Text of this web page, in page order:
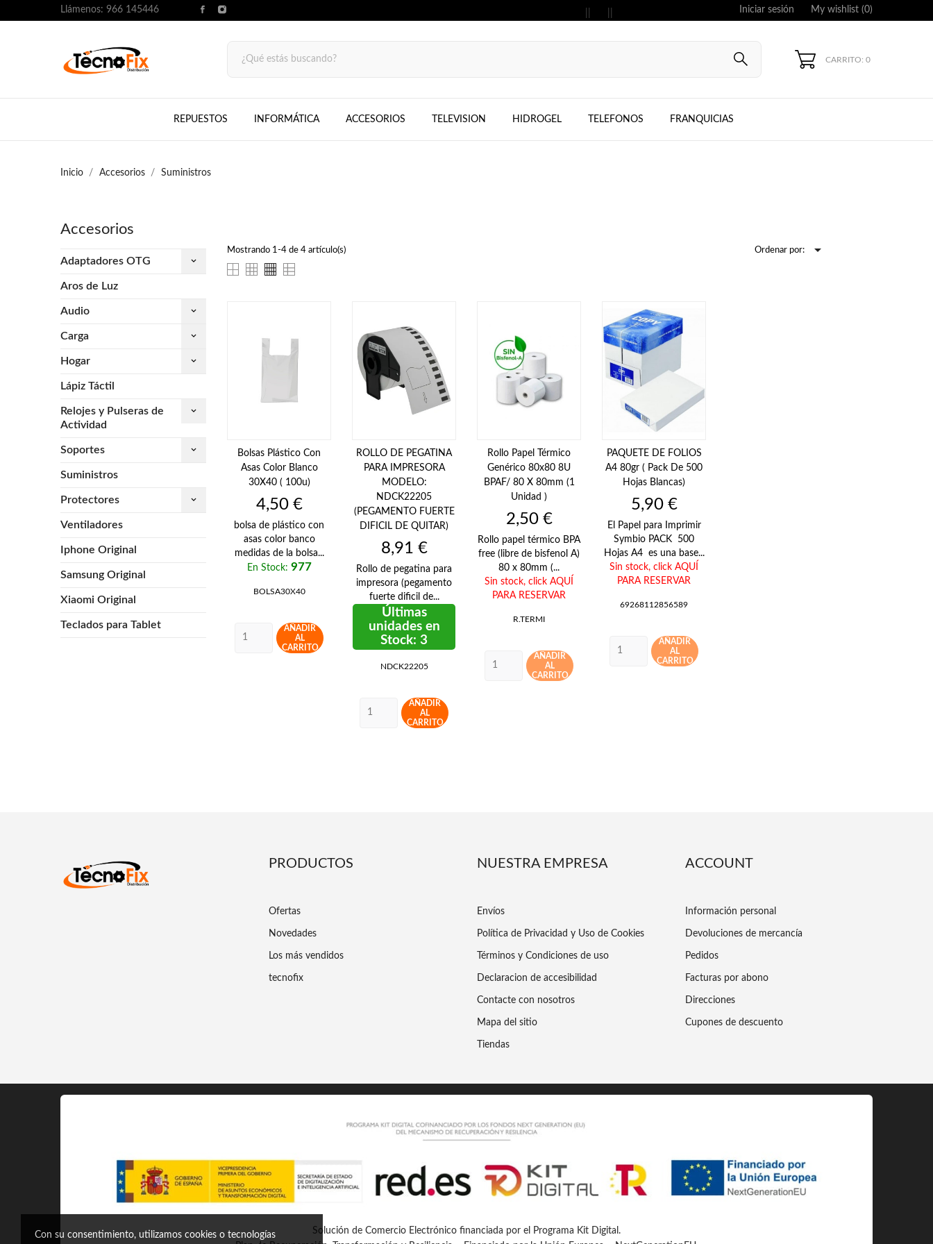
Con su consentimiento, utilizamos cookies o tecnologías
Llámenos: 966 145446 Iniciar sesión My wishlist (0)
CARRITO: 0
REPUESTOS INFORMÁTICA ACCESORIOS TELEVISION HIDROGEL TELEFONOS FRANQUICIAS
Inicio Accesorios Suministros
Accesorios
Adaptadores OTG keyboard_arrow_down
Aros de Luz
Audio keyboard_arrow_down
Carga keyboard_arrow_down
Hogar keyboard_arrow_down
Lápiz Táctil
Relojes y Pulseras de
Actividad
keyboard_arrow_down
Soportes keyboard_arrow_down
Suministros
Protectores keyboard_arrow_down
Ventiladores
Iphone Original
Samsung Original
Xiaomi Original
Teclados para Tablet
Mostrando 1-4 de 4 artículo(s) Ordenar por: 
Bolsas Plástico Con
Asas Color Blanco
30X40 ( 100u)
Precio
4,50 €
bolsa de plástico con
asas color banco
medidas de la bolsa...
En Stock: 977
BOLSA30X40
AÑADIR
AL
CARRITO
ROLLO DE PEGATINA
PARA IMPRESORA
MODELO:
NDCK22205
(PEGAMENTO FUERTE
DIFICIL DE QUITAR)
Precio
8,91 €
Rollo de pegatina para
impresora (pegamento
fuerte dificil de...
Últimas
unidades en
Stock: 3
NDCK22205
AÑADIR
AL
CARRITO
Rollo Papel Térmico
Genérico 80x80 8U
BPAF/ 80 X 80mm (1
Unidad )
Precio
2,50 €
Rollo papel térmico BPA
free (libre de bisfenol A)
80 x 80mm (...
Sin stock, click AQUÍ
PARA RESERVAR
R.TERMI
AÑADIR
AL
CARRITO
PAQUETE DE FOLIOS
A4 80gr ( Pack De 500
Hojas Blancas)
Precio
5,90 €
El Papel para Imprimir
Symbio PACK 500
Hojas A4 es una base...
Sin stock, click AQUÍ
PARA RESERVAR
69268112856589
AÑADIR
AL
CARRITO
PRODUCTOS
Ofertas
Novedades
Los más vendidos
tecnofix
NUESTRA EMPRESA
Envíos
Política de Privacidad y Uso de Cookies
Términos y Condiciones de uso
Declaracion de accesibilidad
Contacte con nosotros
Mapa del sitio
Tiendas
ACCOUNT
Información personal
Devoluciones de mercancía
Pedidos
Facturas por abono
Direcciones
Cupones de descuento
Solución de Comercio Electrónico financiada por el Programa Kit Digital.